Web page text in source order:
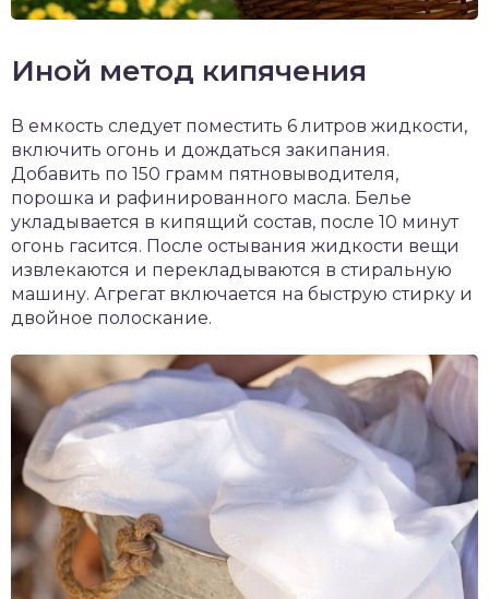
Иной метод кипячения
В емкость следует поместить 6 литров жидкости,
включить огонь и дождаться закипания.
Добавить по 150 грамм пятновыводителя,
порошка и рафинированного масла. Белье
укладывается в кипящий состав, после 10 минут
огонь гасится. После остывания жидкости вещи
извлекаются и перекладываются в стиральную
машину. Агрегат включается на быструю стирку и
двойное полоскание.